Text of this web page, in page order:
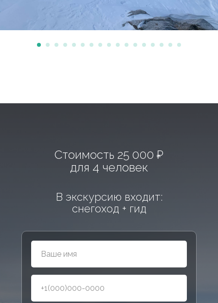
Стоимость 25 000 ₽
для 4 человек
В экскурсию входит:
снегоход + гид